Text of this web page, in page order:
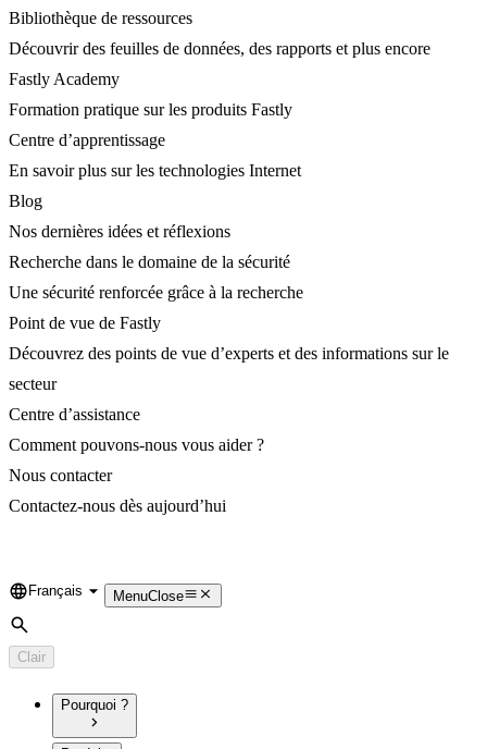
Bibliothèque de ressources
Découvrir des feuilles de données, des rapports et plus encore
Fastly Academy
Formation pratique sur les produits Fastly
Centre d’apprentissage
En savoir plus sur les technologies Internet
Blog
Nos dernières idées et réflexions
Recherche dans le domaine de la sécurité
Une sécurité renforcée grâce à la recherche
Point de vue de Fastly
Découvrez des points de vue d’experts et des informations sur le
secteur
Centre d’assistance
Comment pouvons-nous vous aider ?
Nous contacter
Contactez-nous dès aujourd’hui
Language
Français MenuClose
Rechercher
Clair
Pourquoi ?